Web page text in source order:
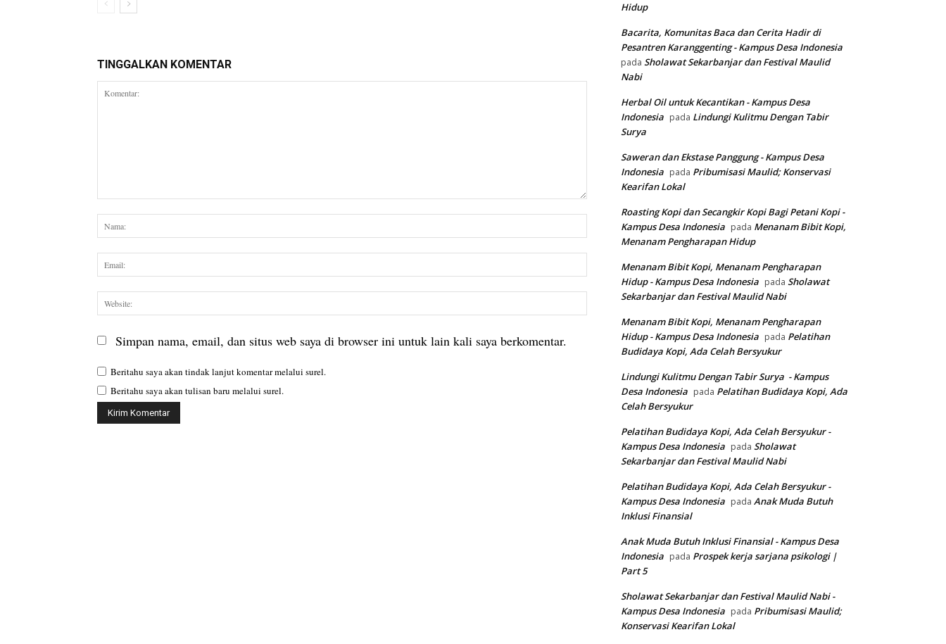
TINGGALKAN KOMENTAR
Website:
Simpan nama, email, dan situs web saya di browser ini untuk lain kali saya berkomentar.
Beritahu saya akan tindak lanjut komentar melalui surel.
Beritahu saya akan tulisan baru melalui surel.
Hidup
Bacarita, Komunitas Baca dan Cerita Hadir di
Pesantren Karanggenting - Kampus Desa Indonesia
pada Sholawat Sekarbanjar dan Festival Maulid
Nabi
Herbal Oil untuk Kecantikan - Kampus Desa
Indonesia pada Lindungi Kulitmu Dengan Tabir
Surya
Saweran dan Ekstase Panggung - Kampus Desa
Indonesia pada Pribumisasi Maulid; Konservasi
Kearifan Lokal
Roasting Kopi dan Secangkir Kopi Bagi Petani Kopi -
Kampus Desa Indonesia pada Menanam Bibit Kopi,
Menanam Pengharapan Hidup
Menanam Bibit Kopi, Menanam Pengharapan
Hidup - Kampus Desa Indonesia pada Sholawat
Sekarbanjar dan Festival Maulid Nabi
Menanam Bibit Kopi, Menanam Pengharapan
Hidup - Kampus Desa Indonesia pada Pelatihan
Budidaya Kopi, Ada Celah Bersyukur
Lindungi Kulitmu Dengan Tabir Surya - Kampus
Desa Indonesia pada Pelatihan Budidaya Kopi, Ada
Celah Bersyukur
Pelatihan Budidaya Kopi, Ada Celah Bersyukur -
Kampus Desa Indonesia pada Sholawat
Sekarbanjar dan Festival Maulid Nabi
Pelatihan Budidaya Kopi, Ada Celah Bersyukur -
Kampus Desa Indonesia pada Anak Muda Butuh
Inklusi Finansial
Anak Muda Butuh Inklusi Finansial - Kampus Desa
Indonesia pada Prospek kerja sarjana psikologi |
Part 5
Sholawat Sekarbanjar dan Festival Maulid Nabi -
Kampus Desa Indonesia pada Pribumisasi Maulid;
Konservasi Kearifan Lokal